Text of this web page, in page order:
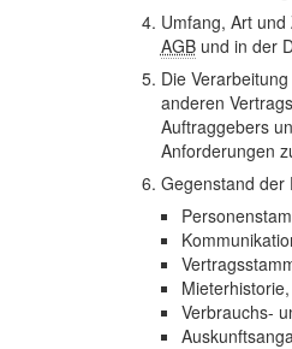
Umfang, Art
AGBund in der
Die
anderen
Auftraggebers
Anforderungen
Gegenstand der
Mieterhistorie,
Verbrauchs-